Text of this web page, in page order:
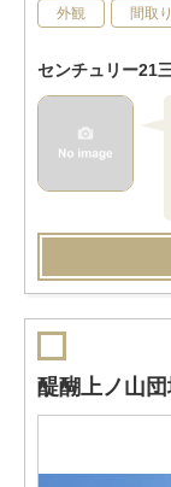
外観 間取り
センチュリー21
醍醐上ノ山